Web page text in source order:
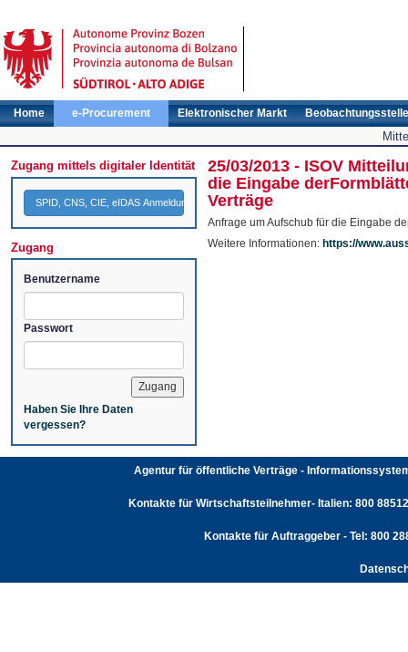
Home e-Procurement Elektronischer Markt Beobachtungsstelle
Zugang mittels digitaler Identität
SPID, CNS, CIE, eIDAS Anmeldung
Zugang
Benutzername
Passwort
Haben Sie Ihre Daten
vergessen?
25/03/2013 - ISOV
die Eingabe
Verträge
Anfrage um Aufschub für die Eingabe
Weitere Informationen: https://
Agentur für öffentliche Verträge -
Kontakte für Wirtschaftsteilnehmer- Italien: 800
Kontakte für Auftraggeber - Tel: 800